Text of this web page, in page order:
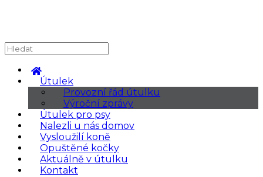
Útulek
Provozní řád útulku
Výroční zprávy
Útulek pro psy
Nalezli u nás domov
Vysloužilí koně
Opuštěné kočky
Aktuálně v útulku
Kontakt